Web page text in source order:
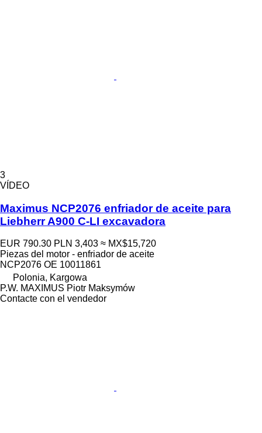
3
VÍDEO
Maximus NCP2076 enfriador de aceite para
Liebherr A900 C-LI excavadora
EUR 790.30 PLN 3,403 ≈ MX$15,720
Piezas del motor - enfriador de aceite
NCP2076 OE 10011861
Polonia, Kargowa
P.W. MAXIMUS Piotr Maksymów
Contacte con el vendedor